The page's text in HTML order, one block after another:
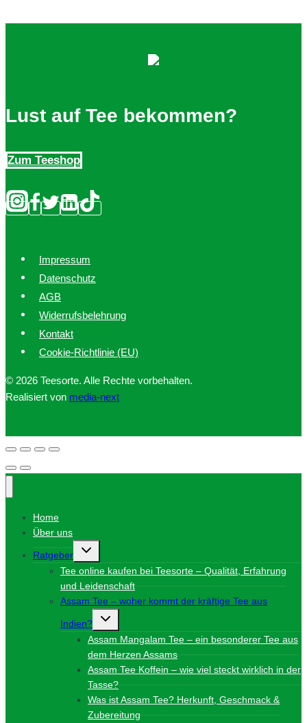
Lust auf Tee bekommen?
Zum Teeshop
Impressum
Datenschutz
AGB
Widerrufsbelehrung
Kontakt
Cookie-Richtlinie (EU)
© 2026 Teesorte. Alle Rechte vorbehalten.
Realisiert von media-next
Home
Über uns
Ratgeber
Untermenü
umschalten
Tee online kaufen bei Teesorte – Qualität, Erfahrung
und Leidenschaft
Assam Tee – woher kommt der kräftige Tee aus
Indien?
Untermenü
umschalten
Assam Mangalam Tee – ein besonderer Tee aus
dem Herzen Assams
Assam Tee Koffein – wie viel steckt wirklich in der
Tasse?
Was ist Assam Tee? Herkunft, Geschmack &
Zubereitung